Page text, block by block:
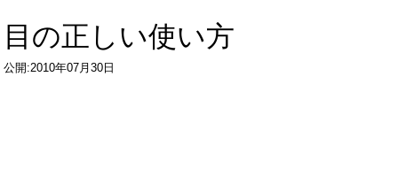
目の正しい使い方
公開:2010年07月30日